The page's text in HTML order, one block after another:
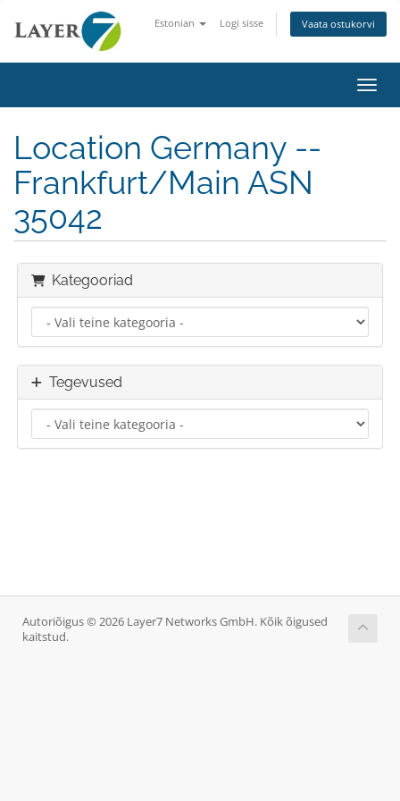
Estonian Logi sisse Vaata ostukorvi
Location Germany --
Frankfurt/Main ASN
35042
Kategooriad
Tegevused
Autoriõigus © 2026 Layer7 Networks GmbH. Kõik õigused
kaitstud.